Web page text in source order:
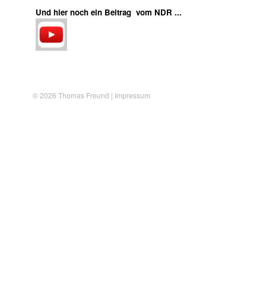
Und hier noch ein Beitrag vom NDR ...
© 2026 Thomas Freund | Impressum